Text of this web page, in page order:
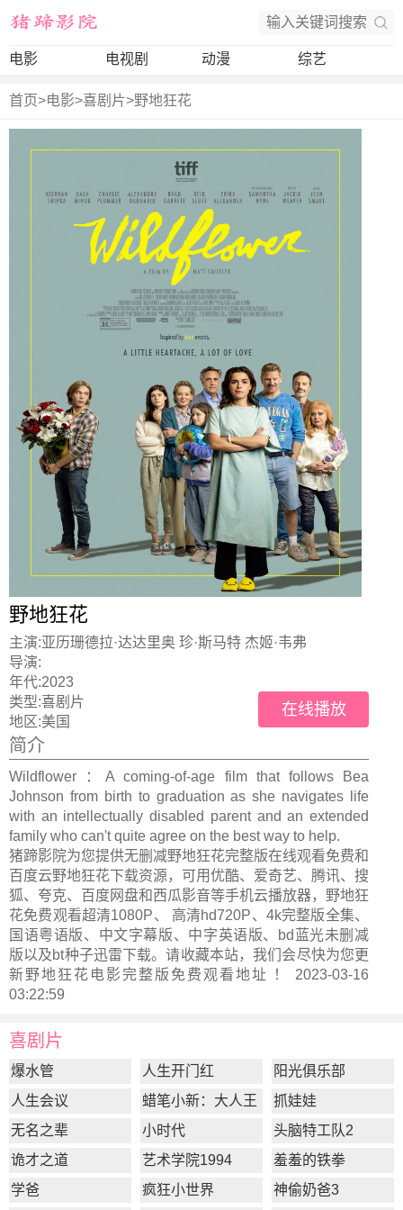
电影 电视剧 动漫 综艺
首页>电影>喜剧片>野地狂花
野地狂花
主演:亚历珊德拉·达达里奥 珍·斯马特 杰姬·韦弗
导演:
年代:2023
类型:喜剧片
地区:美国
在线播放
简介
Wildflower ：A coming-of-age film that follows Bea
Johnson from birth to graduation as she navigates life
with an intellectually disabled parent and an extended
family who can't quite agree on the best way to help.
猪蹄影院为您提供无删减野地狂花完整版在线观看免费和
百度云野地狂花下载资源，可用优酷、爱奇艺、腾讯、搜
狐、夸克、百度网盘和西瓜影音等手机云播放器，野地狂
花免费观看超清1080P、 高清hd720P、4k完整版全集、
国语粤语版、中文字幕版、中字英语版、bd蓝光未删减
版以及bt种子迅雷下载。请收藏本站，我们会尽快为您更
新野地狂花电影完整版 免费观看地址 ！ 2023-03-16
03:22:59
喜剧片
爆水管 人生开门红
阳光俱乐部
人生会议
蜡笔小新：大人王
国的反击
抓娃娃
无名之辈
小时代
头脑特工队2
诡才之道
艺术学院1994
羞羞的铁拳
学爸
疯狂小世界 神偷奶爸3